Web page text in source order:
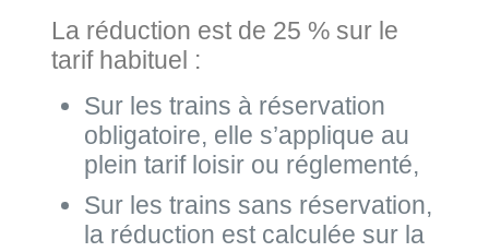
La réduction est de 25 % sur le
tarif habituel :
Sur les trains à réservation
obligatoire, elle s’applique au
plein tarif loisir ou réglementé,
Sur les trains sans réservation,
la réduction est calculée sur la